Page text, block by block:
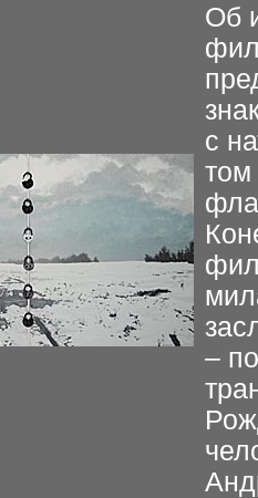
Об
с
том
–